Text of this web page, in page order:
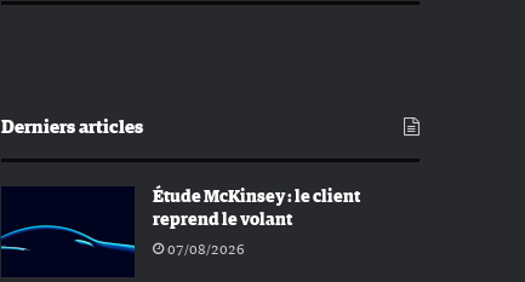
Derniers articles
Étude McKinsey : le client
reprend le volant
07/08/2026